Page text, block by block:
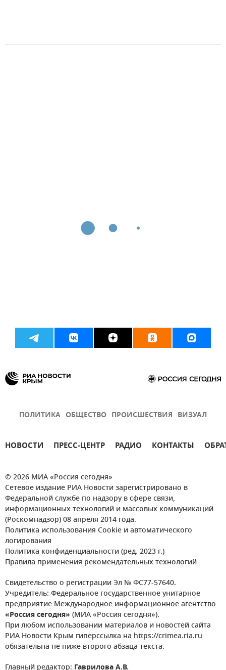
ПОЛИТИКА ОБЩЕСТВО ПРОИСШЕСТВИЯ ВИЗУАЛ
НОВОСТИ ПРЕСС-ЦЕНТР РАДИО КОНТАКТЫ
© 2026 МИА «Россия сегодня»
Сетевое издание РИА Новости зарегистрировано в
Федеральной службе по надзору в сфере связи,
информационных технологий и массовых коммуникаций
(Роскомнадзор) 08 апреля 2014 года.
Политика использования Cookie и автоматического
логирования
Политика конфиденциальности (ред. 2023 г.)
Правила применения рекомендательных технологий
Свидетельство о регистрации Эл № ФС77-57640.
Учредитель: Федеральное государственное унитарное
предприятие Международное информационное агентство
«Россия сегодня» (МИА «Россия сегодня»).
При любом использовании материалов и новостей сайта
РИА Новости Крым гиперссылка на https://crimea.ria.ru
обязательна не ниже второго абзаца текста.